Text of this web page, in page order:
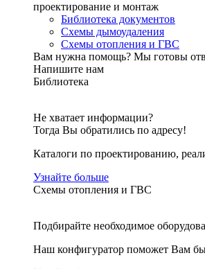
проектирование и монтаж
Библиотека документов
Схемы дымоудаления
Схемы отопления и ГВС
Вам нужна помощь? Мы готовы
Напишите нам
Библиотека
Не хватает информации?
Тогда Вы обратились по адресу!
Каталоги по проектированию,
Узнайте больше
Схемы отопления и ГВС
Подбирайте необходимое
Наш конфигуратор поможет Вам